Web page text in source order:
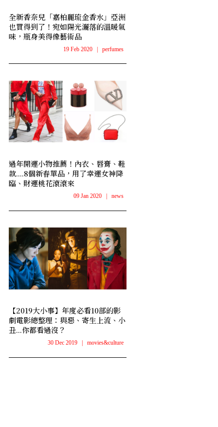
全新香奈兒「嘉柏麗琉金香水」亞洲
也買得到了！宛如陽光灑落的溫暖氣
味，瓶身美得像藝術品
19 Feb 2020 | perfumes
過年開運小物推薦！內衣、唇膏、鞋
款....8個新春單品，用了幸運女神降
臨、財運桃花滾滾來
09 Jan 2020 news
【2019大小事】年度必看10部的影
劇電影總整理：與惡、寄生上流、小
丑...你都看過沒？
30 Dec 2019 movies&culture